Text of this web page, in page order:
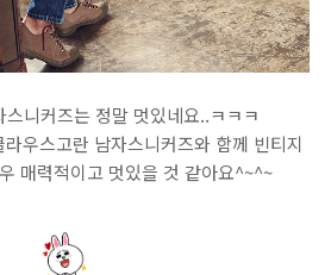
니커즈는 정말 멋있네요..ㅋㅋㅋ
우스고란 남자스니커즈와 함께 빈티지
매력적이고 멋있을 것 같아요^~^~